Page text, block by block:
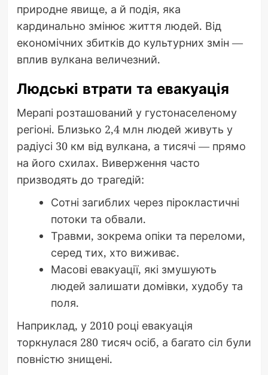
природне явище, а й подія, яка
кардинально змінює життя людей. Від
економічних збитків до культурних змін —
вплив вулкана величезний.
Людські втрати та евакуація
Мерапі розташований у густонаселеному
регіоні. Близько 2,4 млн людей живуть у
радіусі 30 км від вулкана, а тисячі — прямо
на його схилах. Виверження часто
призводять до трагедій:
Сотні загиблих через пірокластичні
потоки та обвали.
Травми, зокрема опіки та переломи,
серед тих, хто виживає.
Масові евакуації, які змушують
людей залишати домівки, худобу та
поля.
Наприклад, у 2010 році евакуація
торкнулася 280 тисяч осіб, а багато сіл були
повністю знищені.